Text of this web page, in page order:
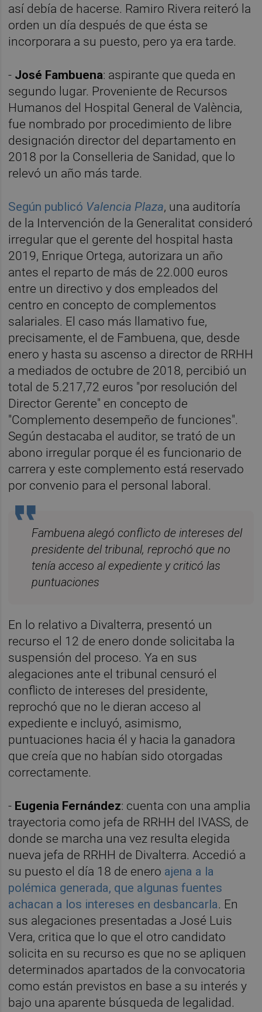
así debía de hacerse. Ramiro Rivera reiteró la
orden un día después de que ésta se
incorporara a su puesto, pero ya era tarde.
- José Fambuena: aspirante que queda en
segundo lugar. Proveniente de Recursos
Humanos del Hospital General de València,
fue nombrado por procedimiento de libre
designación director del departamento en
2018 por la Conselleria de Sanidad, que lo
relevó un año más tarde.
Según publicó Valencia Plaza, una auditoría
de la Intervención de la Generalitat consideró
irregular que el gerente del hospital hasta
2019, Enrique Ortega, autorizara un año
antes el reparto de más de 22.000 euros
entre un directivo y dos empleados del
centro en concepto de complementos
salariales. El caso más llamativo fue,
precisamente, el de Fambuena, que, desde
enero y hasta su ascenso a director de RRHH
a mediados de octubre de 2018, percibió un
total de 5.217,72 euros "por resolución del
Director Gerente" en concepto de
"Complemento desempeño de funciones".
Según destacaba el auditor, se trató de un
abono irregular porque él es funcionario de
carrera y este complemento está reservado
por convenio para el personal laboral.
Fambuena alegó conflicto de intereses del
presidente del tribunal, reprochó que no
tenía acceso al expediente y criticó las
puntuaciones
En lo relativo a Divalterra, presentó un
recurso el 12 de enero donde solicitaba la
suspensión del proceso. Ya en sus
alegaciones ante el tribunal censuró el
conflicto de intereses del presidente,
reprochó que no le dieran acceso al
expediente e incluyó, asimismo,
puntuaciones hacia él y hacia la ganadora
que creía que no habían sido otorgadas
correctamente.
- Eugenia Fernández: cuenta con una amplia
trayectoria como jefa de RRHH del IVASS, de
donde se marcha una vez resulta elegida
nueva jefa de RRHH de Divalterra. Accedió a
su puesto el día 18 de enero ajena a la
polémica generada, que algunas fuentes
achacan a los intereses en desbancarla. En
sus alegaciones presentadas a José Luis
Vera, critica que lo que el otro candidato
solicita en su recurso es que no se apliquen
determinados apartados de la convocatoria
como están previstos en base a su interés y
bajo una aparente búsqueda de legalidad.